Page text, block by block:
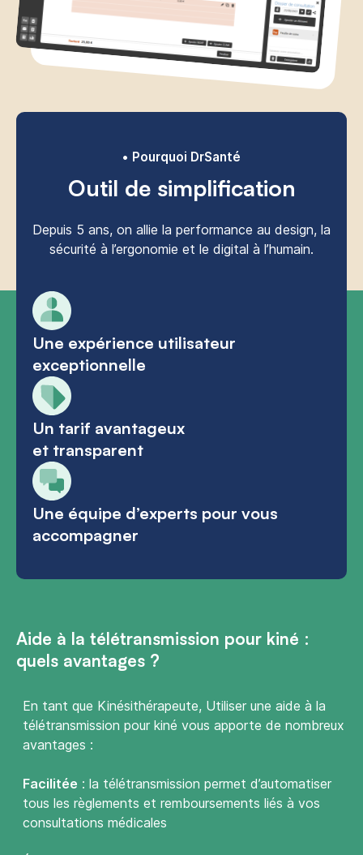
Pourquoi DrSanté
Outil de simplification
Depuis 5 ans, on allie la performance au design, la
sécurité à l’ergonomie et le digital à l’humain.
Une expérience utilisateur
exceptionnelle
Un tarif avantageux
et transparent
Une équipe d’experts pour vous
accompagner
Aide à la télétransmission pour kiné :
quels avantages ?
En tant que Kinésithérapeute, Utiliser une aide à la
télétransmission pour kiné vous apporte de nombreux
avantages :
Facilitée : la télétransmission permet d’automatiser
tous les règlements et remboursements liés à vos
consultations médicales